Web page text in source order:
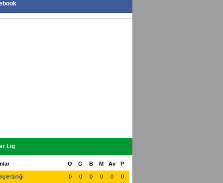
Lig
P
Av
M
B
G
O
0
0
0
0
0
0